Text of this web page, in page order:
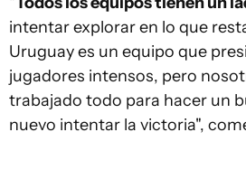
intentar explorar en lo que
Uruguay es un equipo que
jugadores intensos, pero
trabajado todo para hacer un
nuevo intentar la victoria",